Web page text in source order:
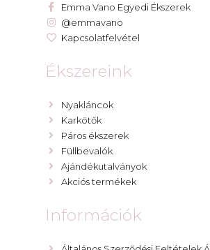
Emma Vano Egyedi Ékszerek
@emmavano
Kapcsolatfelvétel
Ékszereink
Nyakláncok
Karkötők
Páros ékszerek
Füllbevalók
Ajándékutalványok
Akciós termékek
Információk